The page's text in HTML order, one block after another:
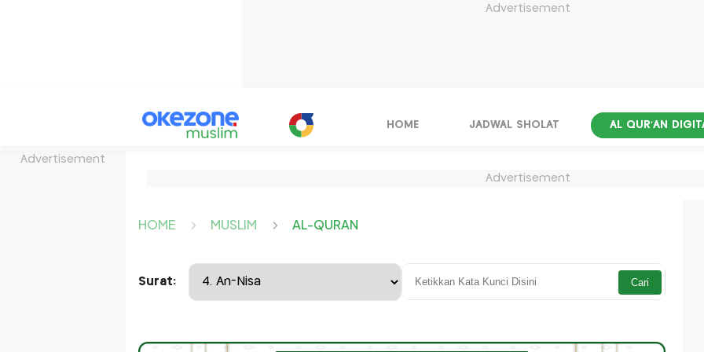
Advertisement
Advertisement
HOME JADWAL SHOLAT AL QUR'AN
Advertisement
HOME MUSLIM AL-QURAN
Surat: